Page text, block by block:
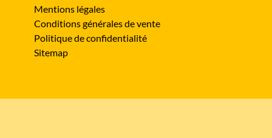
Mentions légales
Conditions générales de vente
Politique de confidentialité
Sitemap